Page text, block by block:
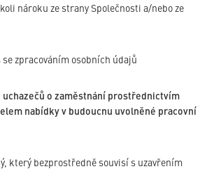
nároku ze strany Společnosti a/nebo ze
zpracováním osobních údajů
uchazečů o zaměstnání prostřednictvím
nabídky v budoucnu uvolněné pracovní
který bezprostředně souvisí s uzavřením